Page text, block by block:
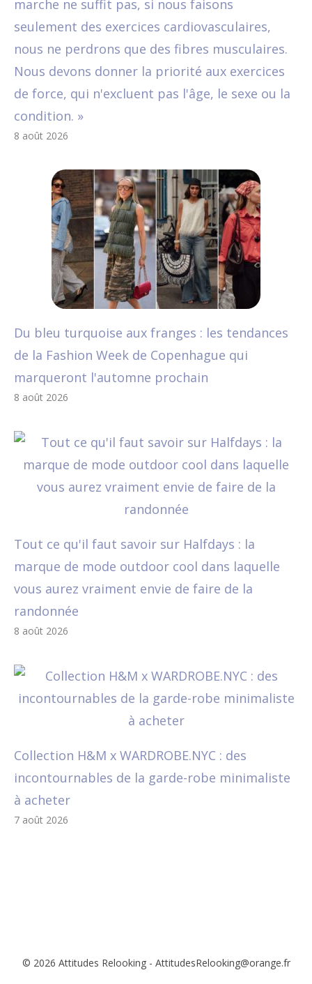
marche ne suffit pas, si nous faisons
seulement des exercices cardiovasculaires,
nous ne perdrons que des fibres musculaires.
Nous devons donner la priorité aux exercices
de force, qui n'excluent pas l'âge, le sexe ou la
condition. »
8 août 2026
Du bleu turquoise aux franges : les tendances
de la Fashion Week de Copenhague qui
marqueront l'automne prochain
8 août 2026
Tout ce qu'il faut savoir sur Halfdays : la
marque de mode outdoor cool dans laquelle
vous aurez vraiment envie de faire de la
randonnée
8 août 2026
Collection H&M x WARDROBE.NYC : des
incontournables de la garde-robe minimaliste
à acheter
7 août 2026
© 2026 Attitudes Relooking - AttitudesRelooking@orange.fr